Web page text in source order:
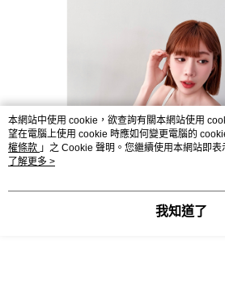
本網站中使用 cookie，欲查詢有關本網站使用
望在電腦上使用 cookie 時應如何變更電腦的
權條款 」之 Cookie 聲明。您繼續使用本網站即
用條款之 Cookie 聲明使用 cookie。
了解更多 >
我知道了